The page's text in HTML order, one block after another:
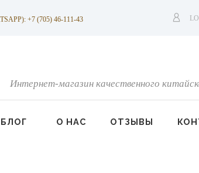
+7 (705) 46-111-43
Интернет-магазин качественного
БЛОГ О НАС ОТЗЫВЫ